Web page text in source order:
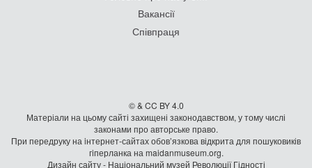
Вакансії
Співпраця
© & CC BY 4.0
Матеріали на цьому сайті захищені законодавством, у тому числі
законами про авторське право.
При передруку на iнтернет-сайтах обов’язкова відкрита для пошуковиків
гiперланка на maidanmuseum.org.
Дизайн сайту - Національний музей Революції Гідності